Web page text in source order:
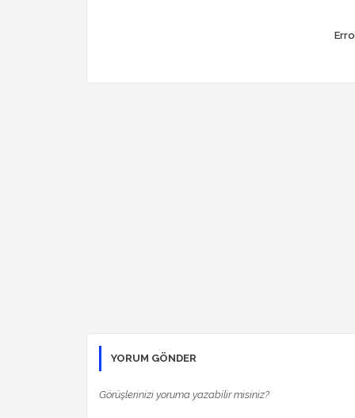
YORUM GÖNDER
Görüşlerinizi yoruma yazabilir misiniz?